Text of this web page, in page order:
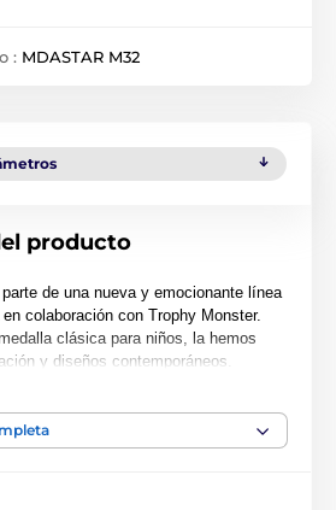
: MDASTAR M32
producto
de una nueva y emocionante línea
colaboración con Trophy Monster.
clásica para niños, la hemos
y diseños contemporáneos.
esta medalla presenta una